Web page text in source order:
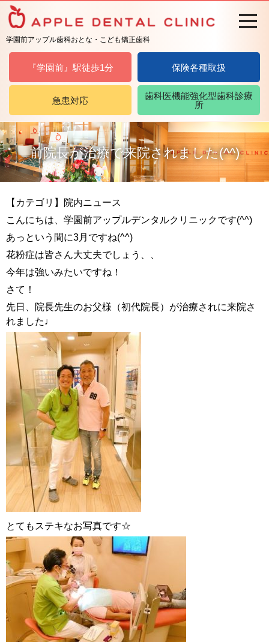
学園前アップル歯科おとな・こども矯正歯科
『学園前』駅徒歩1分
急患対応
保険各種取扱
歯科医機能強化型歯科診療
所
前院長が治療で来院されました(^^)
【カテゴリ】院内ニュース
こんにちは、学園前アップルデンタルクリニックです(^^)
あっという間に3月ですね(^^)
花粉症は皆さん大丈夫でしょう、、
今年は強いみたいですね！
さて！
先日、院長先生のお父様（初代院長）が治療されに来院さ
れました♩
とてもステキなお写真です☆